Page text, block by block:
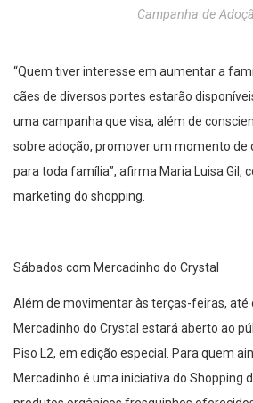
Campanha de
“Quem tiver interesse em aumentar a
cães de diversos portes estarão
uma campanha que visa, além de
sobre adoção, promover um momento
para toda família”, afirma Maria Luisa Gil,
marketing do shopping.
Sábados com Mercadinho do Crystal
Além de movimentar às terças-feiras, até
Mercadinho do Crystal estará aberto ao
Piso L2, em edição especial. Para quem
Mercadinho é uma iniciativa do Shopping